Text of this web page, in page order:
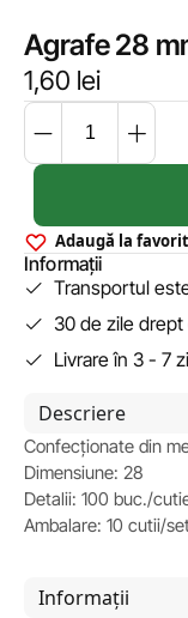
Agrafe 28
1,60 lei
Adaugă la
Informații
Transportul
30 de zile
Livrare în 3 - 7
Descriere
Confecționate din
Dimensiune: 28
Detalii: 100 buc./
Ambalare: 10 cutii/
Informații